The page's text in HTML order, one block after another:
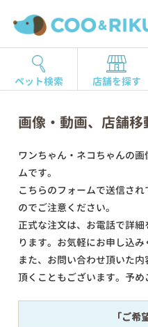
ペット検索 店舗を探す
画像・動画、店舗移
ワンちゃん・ネコちゃんの
ムです。
こちらのフォームで送信さ
のでご注意ください。
正式な注文は、お電話で詳
ります。お気軽にお申し込み
また、お問い合わせ頂いた
頂くこともございます。予め
「ご希